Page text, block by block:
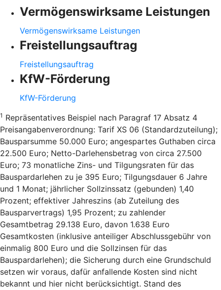
Vermögenswirksame Leistungen
Vermögenswirksame Leistungen
Freistellungsauftrag
Freistellungsauftrag
KfW-Förderung
KfW-Förderung
1 Repräsentatives Beispiel nach Paragraf 17 Absatz 4
Preisangabenverordnung: Tarif XS 06 (Standardzuteilung);
Bausparsumme 50.000 Euro; angespartes Guthaben circa
22.500 Euro; Netto-Darlehensbetrag von circa 27.500
Euro; 73 monatliche Zins- und Tilgungsraten für das
Bauspardarlehen zu je 395 Euro; Tilgungsdauer 6 Jahre
und 1 Monat; jährlicher Sollzinssatz (gebunden) 1,40
Prozent; effektiver Jahreszins (ab Zuteilung des
Bausparvertrags) 1,95 Prozent; zu zahlender
Gesamtbetrag 29.138 Euro, davon 1.638 Euro
Gesamtkosten (inklusive anteiliger Abschlussgebühr von
einmalig 800 Euro und die Sollzinsen für das
Bauspardarlehen); die Sicherung durch eine Grundschuld
setzen wir voraus, dafür anfallende Kosten sind nicht
bekannt und hier nicht berücksichtigt. Stand des